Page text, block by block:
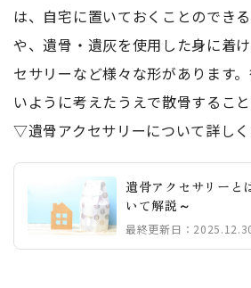
は、自宅に置いておくことのでき
や、遺骨・遺灰を使用した身に着
セサリーなど様々な形があります
いように考えたうえで散骨すること
▽遺骨アクセサリーについて詳し
遺骨アクセサリーと
いて解説～
最終更新日：